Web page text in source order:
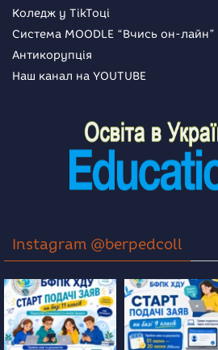
Коледж у TikToці
Система MOODLE “Вчись он-лайн”
Антикорупція
Наш канал на YOUTUBE
Instagram @berpedcoll